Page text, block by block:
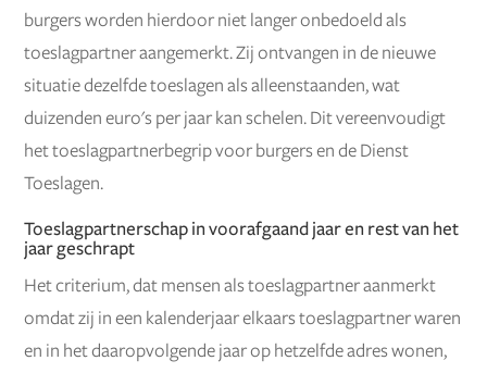
burgers worden hierdoor niet langer onbedoeld als
toeslagpartner aangemerkt. Zij ontvangen in de nieuwe
situatie dezelfde toeslagen als alleenstaanden, wat
duizenden euro's per jaar kan schelen. Dit vereenvoudigt
het toeslagpartnerbegrip voor burgers en de Dienst
Toeslagen.
Toeslagpartnerschap in voorafgaand jaar en rest van het
jaar geschrapt
Het criterium, dat mensen als toeslagpartner aanmerkt
omdat zij in een kalenderjaar elkaars toeslagpartner waren
en in het daaropvolgende jaar op hetzelfde adres wonen,